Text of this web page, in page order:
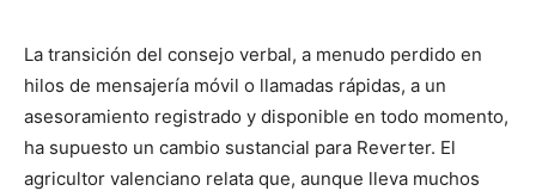
La transición del consejo verbal, a menudo perdido en
hilos de mensajería móvil o llamadas rápidas, a un
asesoramiento registrado y disponible en todo momento,
ha supuesto un cambio sustancial para Reverter. El
agricultor valenciano relata que, aunque lleva muchos